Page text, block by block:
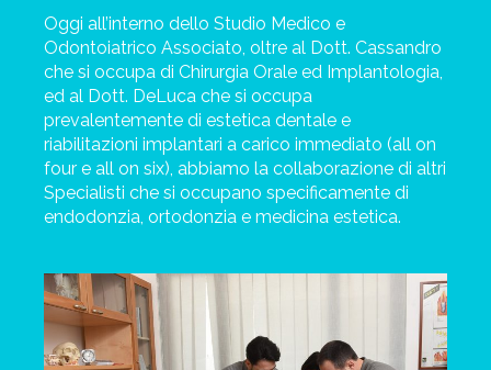
Oggi all’interno dello Studio Medico e
Odontoiatrico Associato, oltre al Dott. Cassandro
che si occupa di Chirurgia Orale ed Implantologia,
ed al Dott. DeLuca che si occupa
prevalentemente di estetica dentale e
riabilitazioni implantari a carico immediato (all on
four e all on six), abbiamo la collaborazione di altri
Specialisti che si occupano specificamente di
endodonzia, ortodonzia e medicina estetica.